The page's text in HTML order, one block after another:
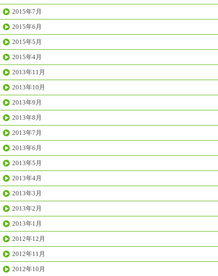
2015年7月
2015年6月
2015年5月
2015年4月
2013年11月
2013年10月
2013年9月
2013年8月
2013年7月
2013年6月
2013年5月
2013年4月
2013年3月
2013年2月
2013年1月
2012年12月
2012年11月
2012年10月